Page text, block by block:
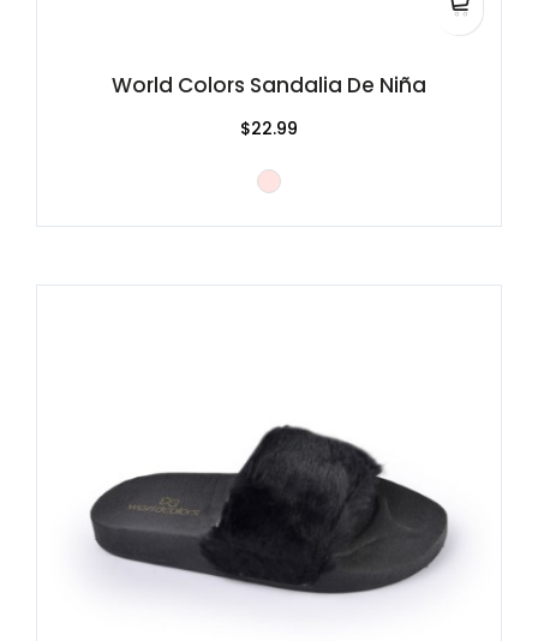
World Colors Sandalia De Niña
$22.99